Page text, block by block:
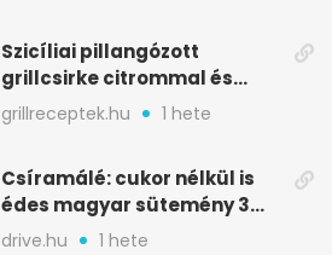
Szicíliai pillangózott
grillcsirke citrommal és
oregánóval
grillreceptek.hu 1 hete
Csíramálé: cukor nélkül is
édes magyar sütemény 3
alapanyagból
drive.hu 1 hete